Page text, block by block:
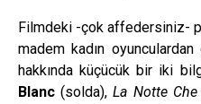
Filmdeki -çok affedersiniz-
madem kadın
hakkında küçücük bir iki
Blanc (solda),La Notte